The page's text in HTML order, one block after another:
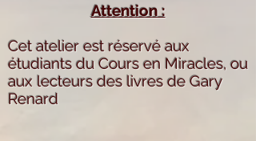
Attention :
Cet atelier est réservé aux
étudiants du Cours en Miracles, ou
aux lecteurs des livres de Gary
Renard